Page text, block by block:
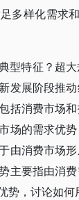
多样化需求
型特征？超
发展阶段推
括消费市场
场的需求优
由消费市场
主要指由消
势，讨论如何